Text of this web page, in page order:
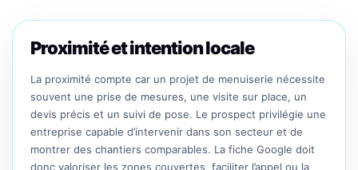
Proximité et intention locale
La proximité compte car un projet de menuiserie nécessite
souvent une prise de mesures, une visite sur place, un
devis précis et un suivi de pose. Le prospect privilégie une
entreprise capable d’intervenir dans son secteur et de
montrer des chantiers comparables. La fiche Google doit
donc valoriser les zones couvertes, faciliter l’appel ou la